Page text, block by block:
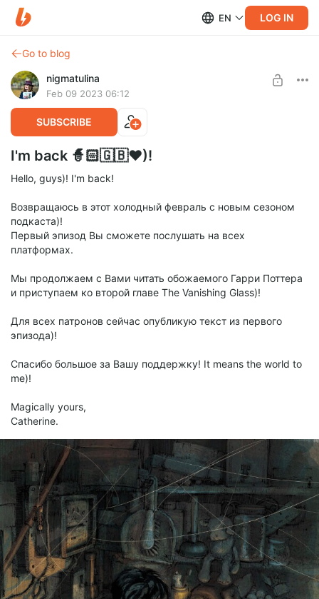
EN LOG IN
Go to blog
nigmatulina
Feb 09 2023 06:12
SUBSCRIBE
I'm back 🧙🏻🇬🇧❤️)!
Hello, guys)! I'm back!
Возвращаюсь в этот холодный февраль с новым сезоном
подкаста)!
Первый эпизод Вы сможете послушать на всех
платформах.
Мы продолжаем с Вами читать обожаемого Гарри Поттера
и приступаем ко второй главе The Vanishing Glass)!
Для всех патронов сейчас опубликую текст из первого
эпизода)!
Спасибо большое за Вашу поддержку! It means the world to
me)!
Magically yours,
Catherine.